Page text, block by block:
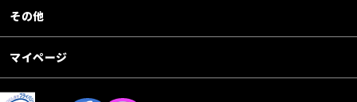
その他
マイページ